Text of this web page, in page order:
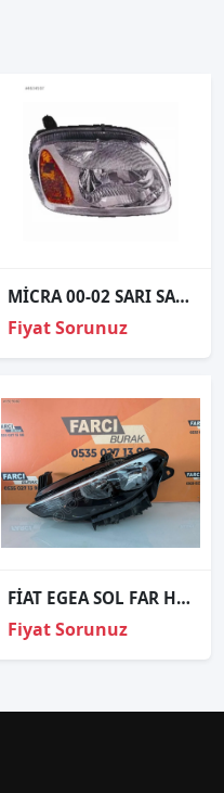
MİCRA 00-02 SARI SAĞ FAR
Fiyat Sorunuz
FİAT EGEA SOL FAR HATASIZ
Fiyat Sorunuz